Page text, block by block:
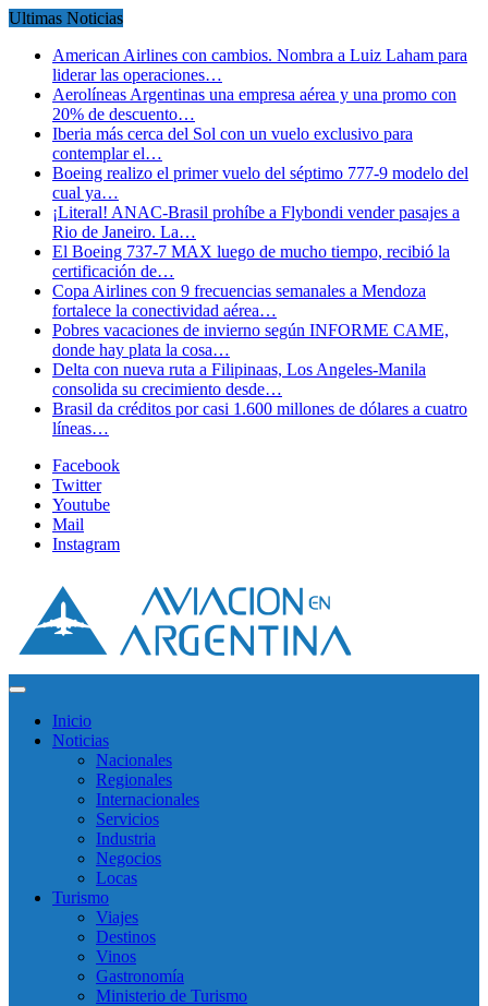
Ultimas Noticias
American Airlines con cambios. Nombra a Luiz Laham para
liderar las operaciones…
Aerolíneas Argentinas una empresa aérea y una promo con
20% de descuento…
Iberia más cerca del Sol con un vuelo exclusivo para
contemplar el…
Boeing realizo el primer vuelo del séptimo 777-9 modelo del
cual ya…
¡Literal! ANAC-Brasil prohíbe a Flybondi vender pasajes a
Rio de Janeiro. La…
El Boeing 737-7 MAX luego de mucho tiempo, recibió la
certificación de…
Copa Airlines con 9 frecuencias semanales a Mendoza
fortalece la conectividad aérea…
Pobres vacaciones de invierno según INFORME CAME,
donde hay plata la cosa…
Delta con nueva ruta a Filipinaas, Los Angeles-Manila
consolida su crecimiento desde…
Brasil da créditos por casi 1.600 millones de dólares a cuatro
líneas…
Facebook
Twitter
Youtube
Mail
Instagram
Inicio
Noticias
Nacionales
Regionales
Internacionales
Servicios
Industria
Negocios
Locas
Turismo
Viajes
Destinos
Vinos
Gastronomía
Ministerio de Turismo